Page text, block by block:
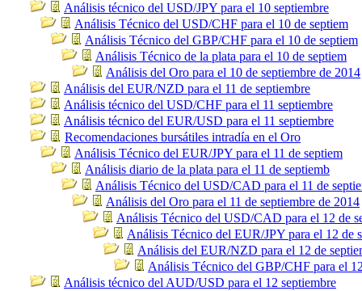
Análisis técnico del USD/JPY para el 10 septiembre
Análisis Técnico del USD/CHF para el 10 de septiem
Análisis Técnico del GBP/CHF para el 10 de septiem
Análisis Técnico de la plata para el 10 de septiem
Análisis del Oro para el 10 de septiembre de 2014
Análisis del EUR/NZD para el 11 de septiembre
Análisis técnico del USD/CHF para el 11 septiembre
Análisis técnico del EUR/USD para el 11 septiembre
Recomendaciones bursátiles intradía en el Oro
Análisis Técnico del EUR/JPY para el 11 de septiem
Análisis diario de la plata para el 11 de septiemb
Análisis Técnico del USD/CAD para el 11 de
Análisis del Oro para el 11 de septiembre de 2014
Análisis Técnico del USD/CAD para el 12 de
Análisis Técnico del EUR/JPY para el 12 de
Análisis del EUR/NZD para el 12 de
Análisis Técnico del GBP/CHF para el
Análisis técnico del AUD/USD para el 12 septiembre